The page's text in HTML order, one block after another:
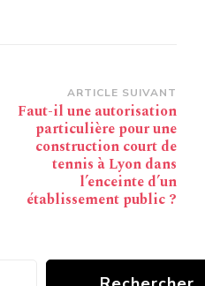
ARTICLE SUIVANT
Faut-il une autorisation
particulière pour une
construction court de
tennis à Lyon dans
l’enceinte d’un
établissement public ?